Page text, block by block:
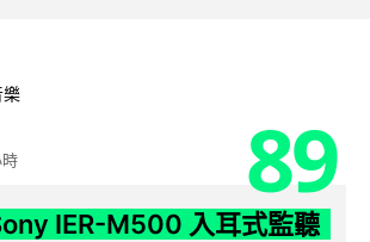
89
IER-M500 入耳式監聽